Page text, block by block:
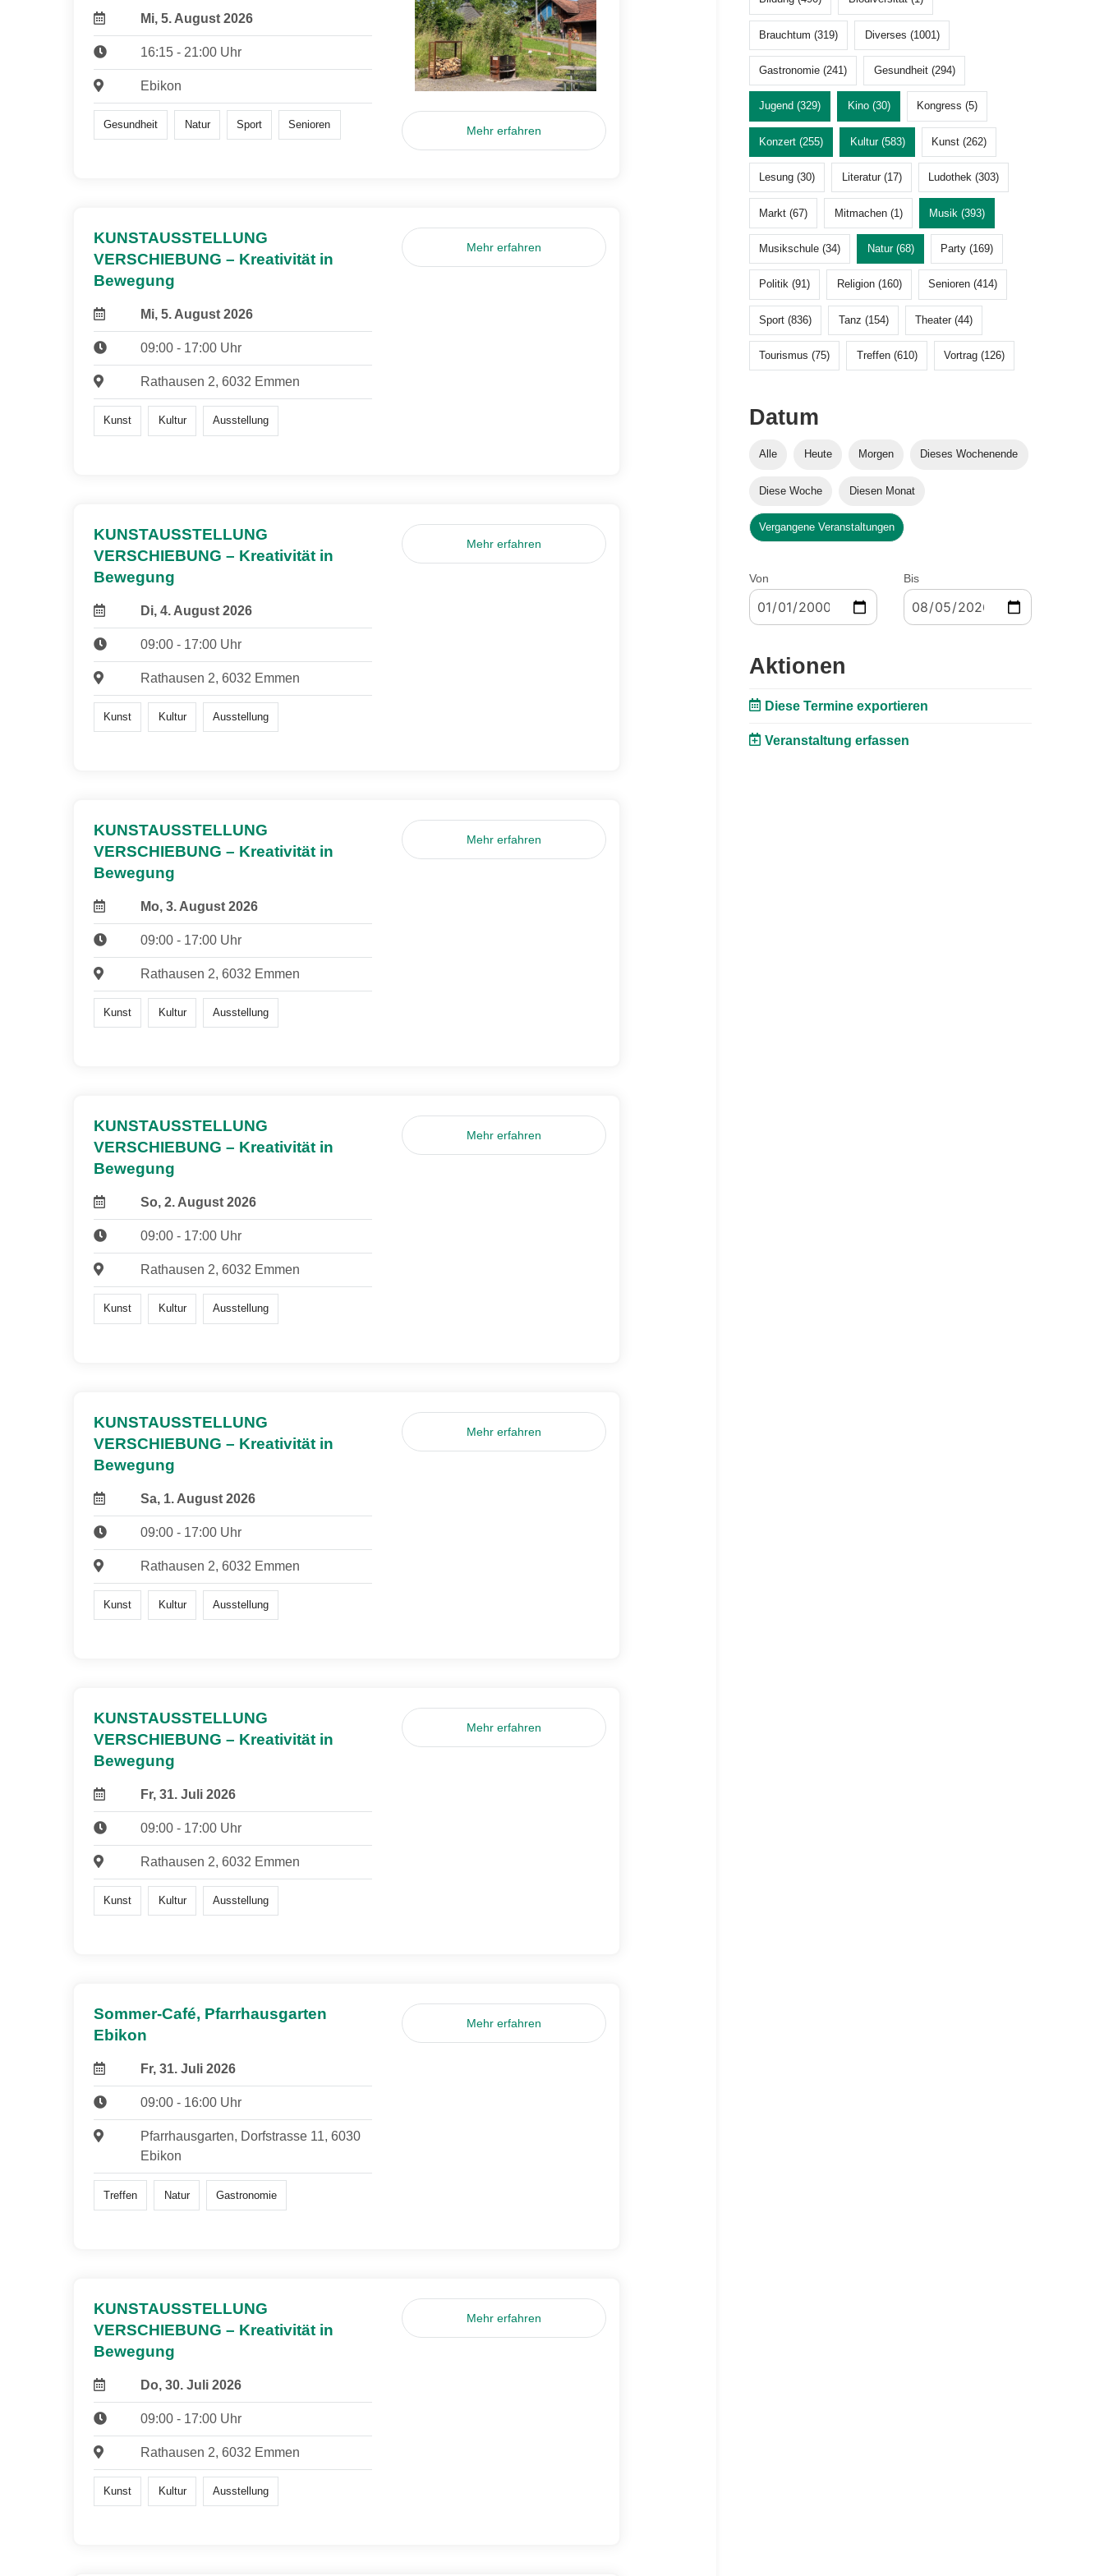
Mi, 5. August 2026
16:15 - 21:00 Uhr
Ebikon
Gesundheit Natur Sport Senioren Mehr erfahren
KUNSTAUSSTELLUNG
VERSCHIEBUNG – Kreativität in
Bewegung
Mi, 5. August 2026
09:00 - 17:00 Uhr
Rathausen 2, 6032 Emmen
Kunst Kultur Ausstellung
Mehr erfahren
KUNSTAUSSTELLUNG
VERSCHIEBUNG – Kreativität in
Bewegung
Di, 4. August 2026
09:00 - 17:00 Uhr
Rathausen 2, 6032 Emmen
Kunst Kultur Ausstellung
Mehr erfahren
KUNSTAUSSTELLUNG
VERSCHIEBUNG – Kreativität in
Bewegung
Mo, 3. August 2026
09:00 - 17:00 Uhr
Rathausen 2, 6032 Emmen
Kunst Kultur Ausstellung
Mehr erfahren
KUNSTAUSSTELLUNG
VERSCHIEBUNG – Kreativität in
Bewegung
So, 2. August 2026
09:00 - 17:00 Uhr
Rathausen 2, 6032 Emmen
Kunst Kultur Ausstellung
Mehr erfahren
KUNSTAUSSTELLUNG
VERSCHIEBUNG – Kreativität in
Bewegung
Sa, 1. August 2026
09:00 - 17:00 Uhr
Rathausen 2, 6032 Emmen
Kunst Kultur Ausstellung
Mehr erfahren
KUNSTAUSSTELLUNG
VERSCHIEBUNG – Kreativität in
Bewegung
Fr, 31. Juli 2026
09:00 - 17:00 Uhr
Rathausen 2, 6032 Emmen
Kunst Kultur Ausstellung
Mehr erfahren
Sommer-Café, Pfarrhausgarten
Ebikon
Fr, 31. Juli 2026
09:00 - 16:00 Uhr
Pfarrhausgarten, Dorfstrasse 11, 6030
Ebikon
Treffen Natur Gastronomie
Mehr erfahren
KUNSTAUSSTELLUNG
VERSCHIEBUNG – Kreativität in
Bewegung
Do, 30. Juli 2026
09:00 - 17:00 Uhr
Rathausen 2, 6032 Emmen
Kunst Kultur Ausstellung
Mehr erfahren
Brauchtum (319) Diverses (1001)
Gastronomie (241) Gesundheit (294)
Jugend (329) Kino (30) Kongress (5)
Konzert (255) Kultur (583) Kunst (262)
Lesung (30) Literatur (17) Ludothek (303)
Markt (67) Mitmachen (1) Musik (393)
Musikschule (34) Natur (68) Party (169)
Politik (91) Religion (160) Senioren (414)
Sport (836) Tanz (154) Theater (44)
Tourismus (75) Treffen (610) Vortrag (126)
Datum
Alle Heute Morgen Dieses Wochenende
Diese Woche Diesen Monat
Vergangene Veranstaltungen
Von Bis
Aktionen
Diese Termine exportieren
Veranstaltung erfassen